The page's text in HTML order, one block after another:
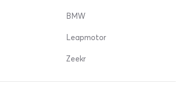
BMW
Leapmotor
Zeekr